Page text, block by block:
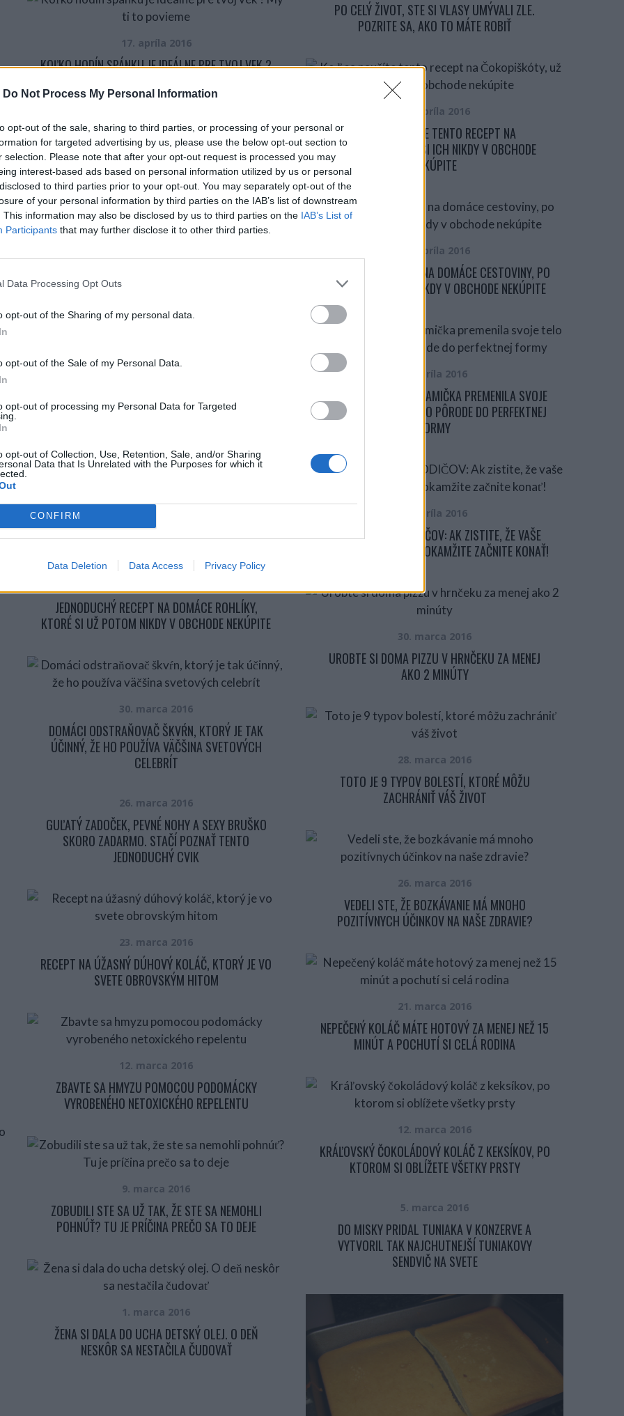
Do Not Process My Personal Information
opt-out of the sale, sharing to third parties, or processing of your personal or
for targeted advertising by us, please use the below opt-out section to
selection. Please note that after your opt-out request is processed you may
interest-based ads based on personal information utilized by us or personal
to third parties prior to your opt-out. You may separately opt-out of the
of your personal information by third parties on the IAB’s list of downstream
This information may also be disclosed by us to third parties on the IAB’s List of
Participants that may further disclose it to other third parties.
Data Processing Opt Outs
opt-out of the Sharing of my personal data.
opt-out of the Sale of my Personal Data.
opt-out of processing my Personal Data for Targeted
opt-out of Collection, Use, Retention, Sale, and/or Sharing
Data that Is Unrelated with the Purposes for which it
CONFIRM
Data Deletion Data Access Privacy Policy
PO CELÝ ŽIVOT, STE SI VLASY UMÝVALI ZLE.
POZRITE SA, AKO TO MÁTE ROBIŤ
17. apríla 2016
KOĽKO HODÍN SPÁNKU JE IDEÁLNE PRE TVOJ VEK ?
17. apríla 2016
KEĎ SA NAUČÍTE TENTO RECEPT NA
ČOKOPIŠKÓTY, UŽ SI ICH NIKDY V OBCHODE
NEKÚPITE
13. apríla 2016
HYDRATAČNÝ, UVOĽŇUJÚCI KÚPEĽ S KOKOSOVÝM
OLEJOM A HORČÍKOM, PO KTOROM BUDETE AKO
ZNOVUZRODENÝ
11. apríla 2016
JEDNODUCHÝ RECEPT NA DOMÁCE CESTOVINY, PO
KTOROM SI ICH UŽ NIKDY V OBCHODE NEKÚPITE
10. apríla 2016
UŽ DRAHÉ KOZMETICKÉ PRODUKTY NEKÚPIŠ
9. apríla 2016
FITNES INŠPIRÁCIA : MAMIČKA PREMENILA SVOJE
TELO A DOSTALA SA PO PÔRODE DO PERFEKTNEJ
FORMY
KEĎ OBALILA MLETÉ MÄSO DO CIBULE ZAČALI
OMNOHO LEPŠIE
3. apríla 2016
VAROVANIE PRE RODIČOV: AK ZISTITE, ŽE VAŠE
DETI MAJÚ TAKÉ OKO, OKAMŽITE ZAČNITE KONAŤ!
JEDNODUCHÝ RECEPT NA DOMÁCE ROHLÍKY,
KTORÉ SI UŽ POTOM NIKDY V OBCHODE NEKÚPITE
30. marca 2016
UROBTE SI DOMA PIZZU V HRNČEKU ZA MENEJ
AKO 2 MINÚTY
30. marca 2016
DOMÁCI ODSTRAŇOVAČ ŠKVŔN, KTORÝ JE TAK
ÚČINNÝ, ŽE HO POUŽÍVA VÄČŠINA SVETOVÝCH
CELEBRÍT
28. marca 2016
TOTO JE 9 TYPOV BOLESTÍ, KTORÉ MÔŽU
ZACHRÁNIŤ VÁŠ ŽIVOT
26. marca 2016
GUĽATÝ ZADOČEK, PEVNÉ NOHY A SEXY BRUŠKO
SKORO ZADARMO. STAČÍ POZNAŤ TENTO
JEDNODUCHÝ CVIK
26. marca 2016
VEDELI STE, ŽE BOZKÁVANIE MÁ MNOHO
POZITÍVNYCH ÚČINKOV NA NAŠE ZDRAVIE?
23. marca 2016
RECEPT NA ÚŽASNÝ DÚHOVÝ KOLÁČ, KTORÝ JE VO
SVETE OBROVSKÝM HITOM
21. marca 2016
NEPEČENÝ KOLÁČ MÁTE HOTOVÝ ZA MENEJ NEŽ 15
MINÚT A POCHUTÍ SI CELÁ RODINA
12. marca 2016
ZBAVTE SA HMYZU POMOCOU PODOMÁCKY
VYROBENÉHO NETOXICKÉHO REPELENTU
12. marca 2016
KRÁĽOVSKÝ ČOKOLÁDOVÝ KOLÁČ Z KEKSÍKOV, PO
KTOROM SI OBLÍŽETE VŠETKY PRSTY
9. marca 2016
ZOBUDILI STE SA UŽ TAK, ŽE STE SA NEMOHLI
POHNÚŤ? TU JE PRÍČINA PREČO SA TO DEJE
5. marca 2016
DO MISKY PRIDAL TUNIAKA V KONZERVE A
VYTVORIL TAK NAJCHUTNEJŠÍ TUNIAKOVY
SENDVIČ NA SVETE
1. marca 2016
ŽENA SI DALA DO UCHA DETSKÝ OLEJ. O DEŇ
NESKÔR SA NESTAČILA ČUDOVAŤ